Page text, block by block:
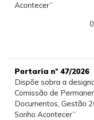
Acontecer”
Portaria nº 47/2026
Dispõe sobra a
Comissão de
Documentos, Gestão
Sonho Acontecer”